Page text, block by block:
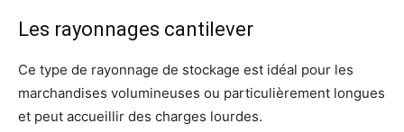
Les rayonnages cantilever
Ce type de rayonnage de stockage est idéal pour les
marchandises volumineuses ou particulièrement longues
et peut accueillir des charges lourdes.